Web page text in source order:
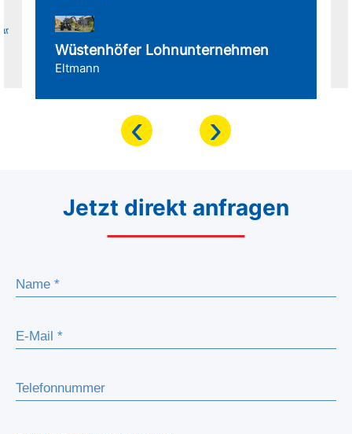
Wüstenhöfer Lohnunternehmen
Eltmann
‹ ›
Jetzt direkt anfragen